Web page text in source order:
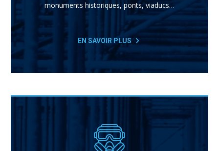
monuments historiques, ponts, viaducs…
EN SAVOIR PLUS